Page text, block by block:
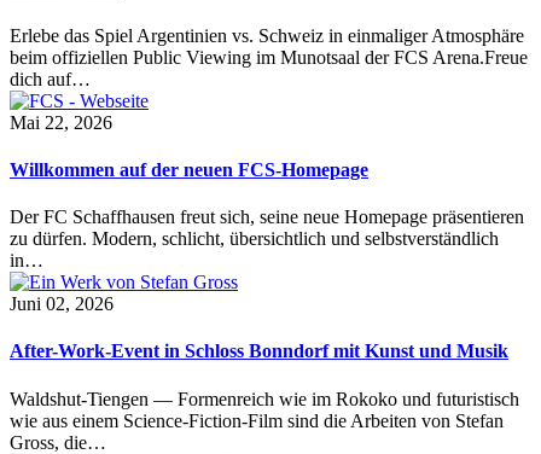
Erlebe das Spiel Argentinien vs. Schweiz in einmaliger Atmosphäre
beim offiziellen Public Viewing im Munotsaal der FCS Arena.Freue
dich auf…
Mai 22, 2026
Willkommen auf der neuen FCS-Homepage
Der FC Schaffhausen freut sich, seine neue Homepage präsentieren
zu dürfen. Modern, schlicht, übersichtlich und selbstverständlich
in…
Juni 02, 2026
After-Work-Event in Schloss Bonndorf mit Kunst und Musik
Waldshut-Tiengen — Formenreich wie im Rokoko und futuristisch
wie aus einem Science-Fiction-Film sind die Arbeiten von Stefan
Gross, die…